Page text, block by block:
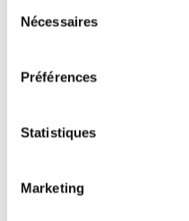
Nécessaires
Préférences
Statistiques
Marketing